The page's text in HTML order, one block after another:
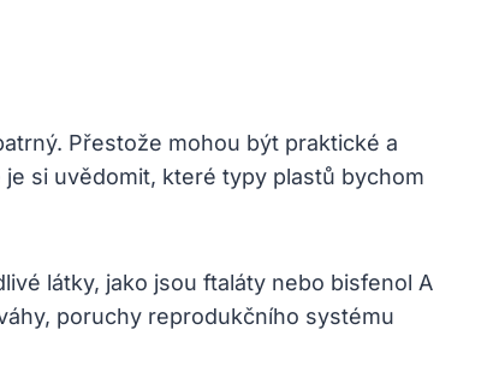
Přestože mohou být praktické a
si uvědomit, které typy plastů bychom
látky, jako jsou ftaláty nebo bisfenol A
poruchy reprodukčního systému